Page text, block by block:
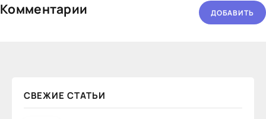
Комментарии ДОБАВИТЬ
СВЕЖИЕ СТАТЬИ